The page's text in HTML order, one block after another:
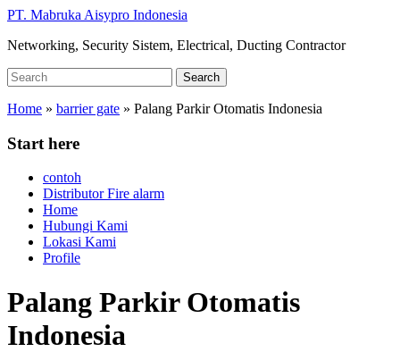
Skip
main
PT. Mabruka Aisypro Indonesia
Networking, Security Sistem, Electrical, Ducting Contractor
Search
for:
Search
Home » barrier gate » Palang Parkir Otomatis Indonesia
Start here
contoh
Distributor Fire alarm
Home
Hubungi Kami
Lokasi Kami
Profile
Palang Parkir Otomatis
Indonesia